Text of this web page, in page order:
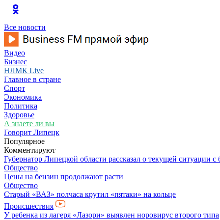
Все новости
Видео
Бизнес
НЛМК Live
Главное в стране
Спорт
Экономика
Политика
Здоровье
А знаете ли вы
Говорит Липецк
Популярное
Комментируют
Губернатор Липецкой области рассказал о текущей ситуации с
Общество
Цены на бензин продолжают расти
Общество
Старый «ВАЗ» полчаса крутил «пятаки» на кольце
Происшествия
У ребенка из лагеря «Лазори» выявлен норовирус второго типа